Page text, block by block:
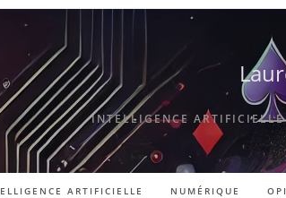
INTELLIGENCE
ARTIFICIELLE NUMÉRIQUE